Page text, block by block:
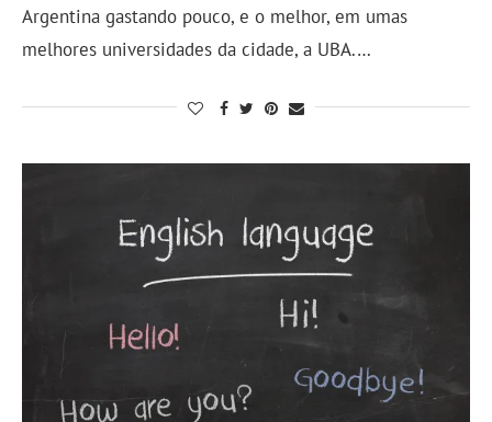
Argentina gastando pouco, e o melhor, em umas
melhores universidades da cidade, a UBA.…